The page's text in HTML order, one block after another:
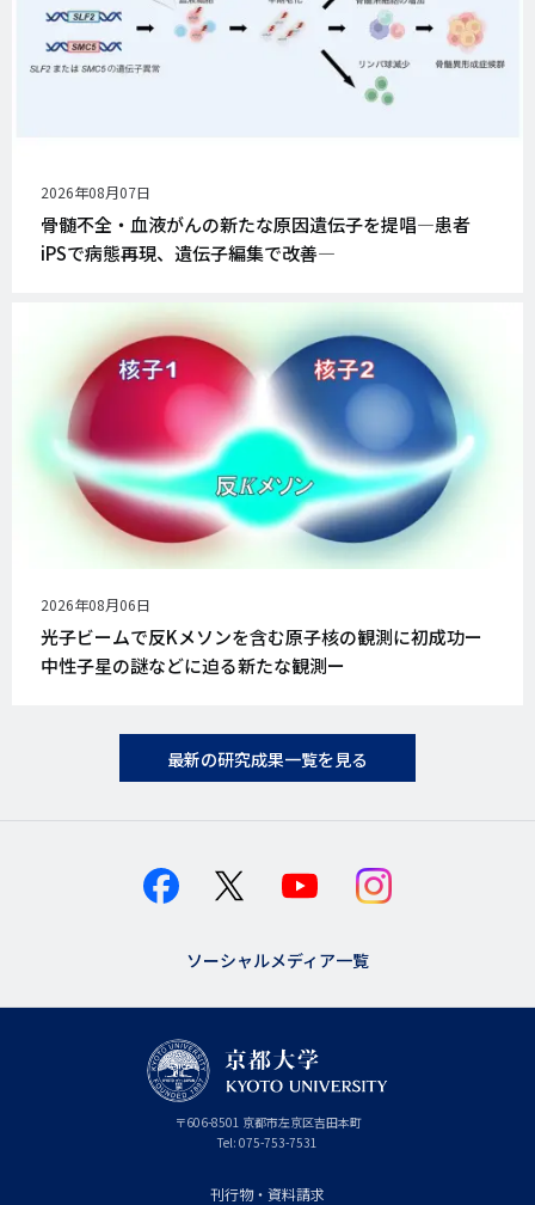
公
開
日
2026年08月07日
骨髄不全・血液がんの新たな原因遺伝子を提唱―患者
iPSで病態再現、遺伝子編集で改善―
公
開
日
2026年08月06日
光子ビームで反Kメソンを含む原子核の観測に初成功ー
中性子星の謎などに迫る新たな観測ー
最新の研究成果一覧を見る
ソーシャルメディア一覧
〒606-8501 京
都
府
京都市左京区吉田本町
Tel: 075-753-7531
刊行物・資料請求